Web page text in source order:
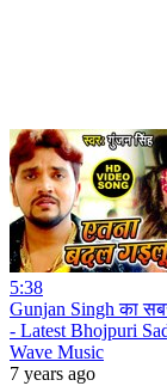
5:38
Gunjan Singh का
- Latest Bhojpuri
Wave Music
7 years ago